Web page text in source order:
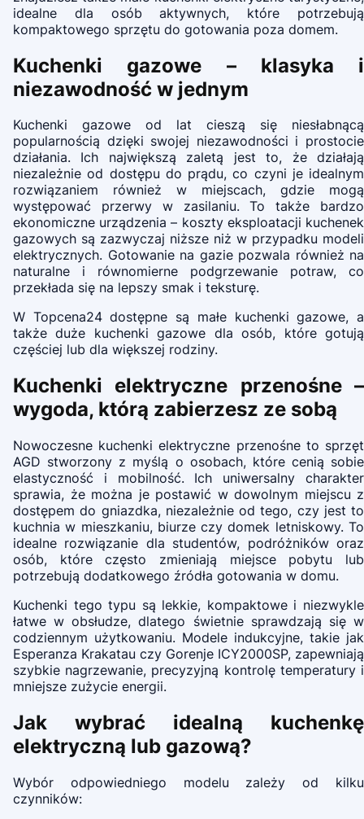
idealne dla osób aktywnych, które potrzebują
kompaktowego sprzętu do gotowania poza domem.
Kuchenki gazowe – klasyka i
niezawodność w jednym
Kuchenki gazowe od lat cieszą się niesłabnącą
popularnością dzięki swojej niezawodności i prostocie
działania. Ich największą zaletą jest to, że działają
niezależnie od dostępu do prądu, co czyni je idealnym
rozwiązaniem również w miejscach, gdzie mogą
występować przerwy w zasilaniu. To także bardzo
ekonomiczne urządzenia – koszty eksploatacji kuchenek
gazowych są zazwyczaj niższe niż w przypadku modeli
elektrycznych. Gotowanie na gazie pozwala również na
naturalne i równomierne podgrzewanie potraw, co
przekłada się na lepszy smak i teksturę.
W Topcena24 dostępne są małe kuchenki gazowe, a
także duże kuchenki gazowe dla osób, które gotują
częściej lub dla większej rodziny.
Kuchenki elektryczne przenośne –
wygoda, którą zabierzesz ze sobą
Nowoczesne kuchenki elektryczne przenośne to sprzęt
AGD stworzony z myślą o osobach, które cenią sobie
elastyczność i mobilność. Ich uniwersalny charakter
sprawia, że można je postawić w dowolnym miejscu z
dostępem do gniazdka, niezależnie od tego, czy jest to
kuchnia w mieszkaniu, biurze czy domek letniskowy. To
idealne rozwiązanie dla studentów, podróżników oraz
osób, które często zmieniają miejsce pobytu lub
potrzebują dodatkowego źródła gotowania w domu.
Kuchenki tego typu są lekkie, kompaktowe i niezwykle
łatwe w obsłudze, dlatego świetnie sprawdzają się w
codziennym użytkowaniu. Modele indukcyjne, takie jak
Esperanza Krakatau czy Gorenje ICY2000SP, zapewniają
szybkie nagrzewanie, precyzyjną kontrolę temperatury i
mniejsze zużycie energii.
Jak wybrać idealną kuchenkę
elektryczną lub gazową?
Wybór odpowiedniego modelu zależy od kilku
czynników: